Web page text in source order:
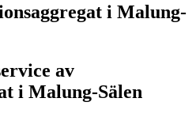
i Malung-
av
i Malung-Sälen